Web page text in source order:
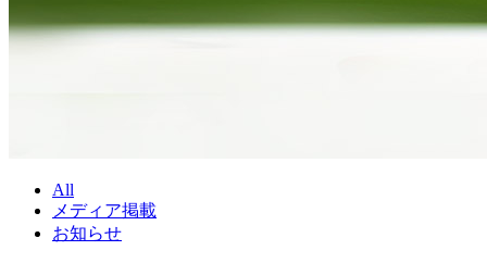
All
メディア掲載
お知らせ